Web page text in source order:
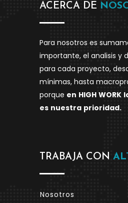
ACERCA DE
Para nosotros es
importante, el analisis y
para cada proyecto,
mínimas, hasta
porque en HIGH WORK
es nuestra prioridad.
TRABAJA CON
Nosotros